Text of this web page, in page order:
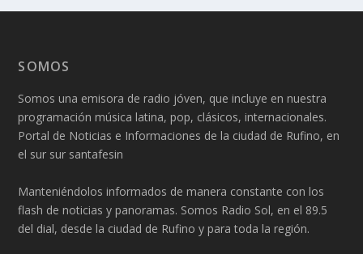
SOMOS
Somos una emisora de radio jóven, que incluye en nuestra
programación música latina, pop, clásicos, internacionales.
Portal de Noticias e Informaciones de la ciudad de Rufino, en
el sur sur santafesin
Manteniéndolos informados de manera constante con los
flash de noticias y panoramas. Somos Radio Sol, en el 89.5
del dial, desde la ciudad de Rufino y para toda la región.